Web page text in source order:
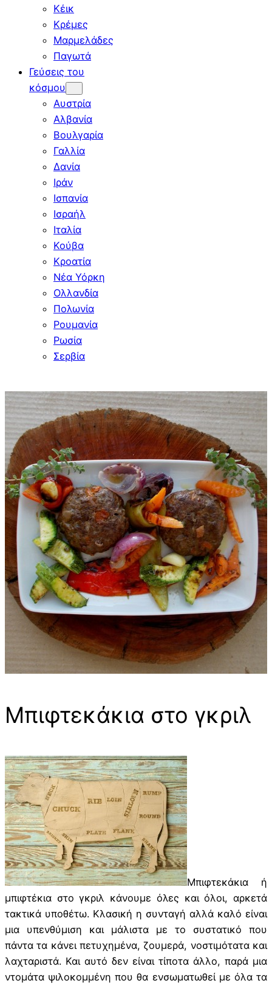
Κέικ
Κρέμες
Μαρμελάδες
Παγωτά
Γεύσεις του
κόσμου
Αυστρία
Αλβανία
Βουλγαρία
Γαλλία
Δανία
Ιράν
Ισπανία
Ισραήλ
Ιταλία
Κούβα
Κροατία
Νέα Υόρκη
Ολλανδία
Πολωνία
Ρουμανία
Ρωσία
Σερβία
Μπιφτεκάκια στο γκριλ
Μπιφτεκάκια ή
μπιφτέκια στο γκριλ κάνουμε όλες και όλοι, αρκετά
τακτικά υποθέτω. Κλασική η συνταγή αλλά καλό είναι
μια υπενθύμιση και μάλιστα με το συστατικό που
πάντα τα κάνει πετυχημένα, ζουμερά, νοστιμότατα και
λαχταριστά. Και αυτό δεν είναι τίποτα άλλο, παρά μια
ντομάτα ψιλοκομμένη που θα ενσωματωθεί με όλα τα